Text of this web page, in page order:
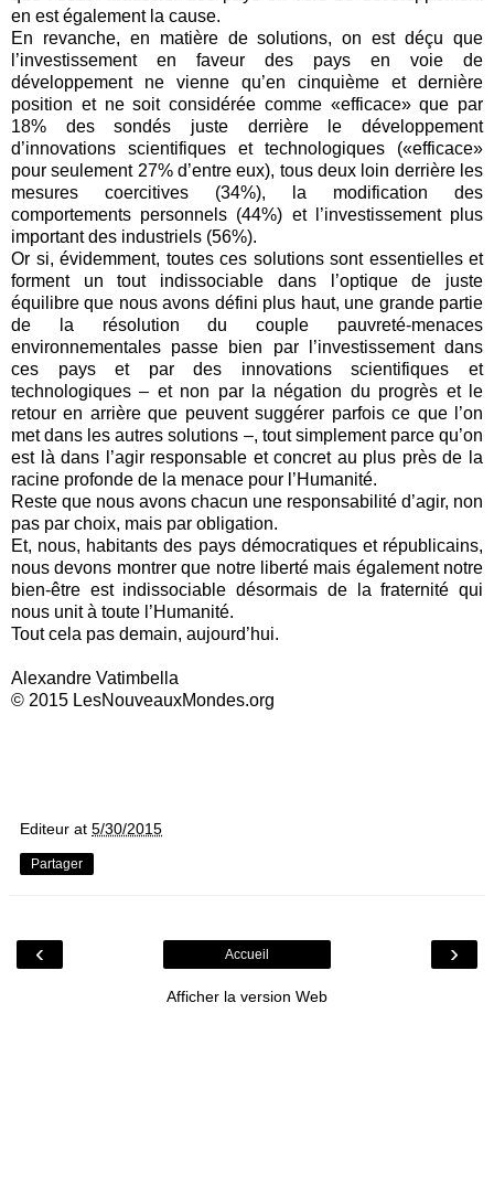
en est également la cause.
En revanche, en matière de solutions, on est déçu que
l’investissement en faveur des pays en voie de
développement ne vienne qu’en cinquième et dernière
position et ne soit considérée comme «efficace» que par
18% des sondés juste derrière le développement
d’innovations scientifiques et technologiques («efficace»
pour seulement 27% d’entre eux), tous deux loin derrière les
mesures coercitives (34%), la modification des
comportements personnels (44%) et l’investissement plus
important des industriels (56%).
Or si, évidemment, toutes ces solutions sont essentielles et
forment un tout indissociable dans l’optique de juste
équilibre que nous avons défini plus haut, une grande partie
de la résolution du couple pauvreté-menaces
environnementales passe bien par l’investissement dans
ces pays et par des innovations scientifiques et
technologiques – et non par la négation du progrès et le
retour en arrière que peuvent suggérer parfois ce que l’on
met dans les autres solutions –, tout simplement parce qu’on
est là dans l’agir responsable et concret au plus près de la
racine profonde de la menace pour l’Humanité.
Reste que nous avons chacun une responsabilité d’agir, non
pas par choix, mais par obligation.
Et, nous, habitants des pays démocratiques et républicains,
nous devons montrer que notre liberté mais également notre
bien-être est indissociable désormais de la fraternité qui
nous unit à toute l’Humanité.
Tout cela pas demain, aujourd’hui.
Alexandre Vatimbella
© 2015 LesNouveauxMondes.org
Editeur at 5/30/2015
Partager
‹ ›
Accueil
Afficher la version Web